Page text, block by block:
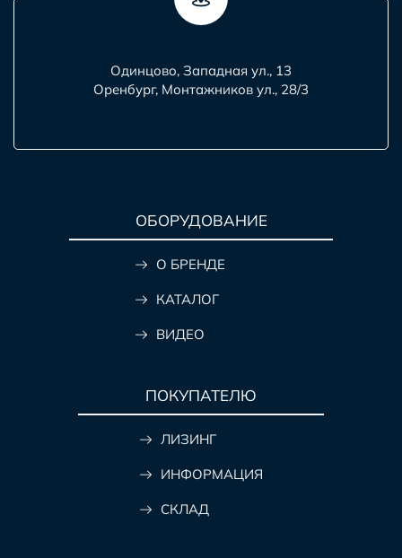
Одинцово, Западная ул., 13
Оренбург, Монтажников ул., 28/3
ОБОРУДОВАНИЕ
О БРЕНДЕ
КАТАЛОГ
ВИДЕО
ПОКУПАТЕЛЮ
ЛИЗИНГ
ИНФОРМАЦИЯ
СКЛАД